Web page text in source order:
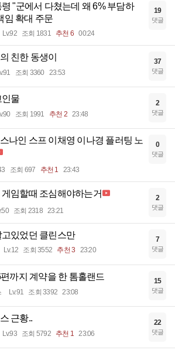
"군에서 다쳤는데 왜 6% 부담하
확대 주문
Lv.92 조회 1831 추천 6 00:24
19
댓글
친한 동생이
조회 3360 23:53
37
댓글
인물
조회 1991 추천 2 23:48
2
댓글
나인 스프 이채영 이나경 플러팅 노
조회 697 추천 1 23:43
0
댓글
게임할때 조심해야하는거
조회 2318 23:21
2
댓글
고있었던 클린스만
Lv.12 조회 3552 추천 3 23:20
7
댓글
까지 계약을 한 톰홀랜드
Lv.91 조회 3392 23:08
15
댓글
근황..
Lv.93 조회 5792 추천 1 23:06
22
댓글